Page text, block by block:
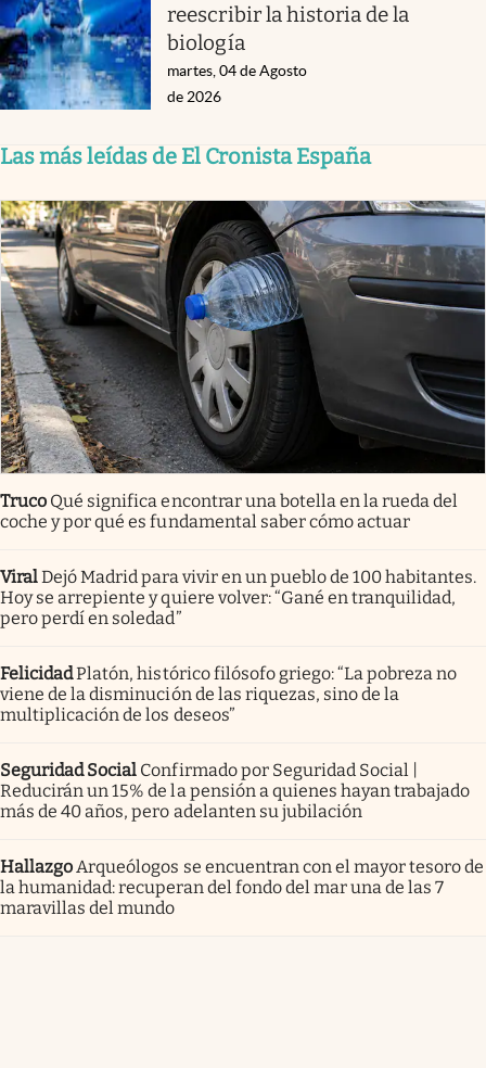
reescribir la historia de la
biología
martes, 04 de Agosto
de 2026
Las más leídas de El Cronista España
Truco Qué significa encontrar una botella en la rueda del
coche y por qué es fundamental saber cómo actuar
ViralDejó Madrid para vivir en un pueblo de 100 habitantes.
Hoy se arrepiente y quiere volver: “Gané en tranquilidad,
pero perdí en soledad”
FelicidadPlatón, histórico filósofo griego: “La pobreza no
viene de la disminución de las riquezas, sino de la
multiplicación de los deseos”
Seguridad Social Confirmado por Seguridad Social |
Reducirán un 15% de la pensión a quienes hayan trabajado
más de 40 años, pero adelanten su jubilación
Hallazgo Arqueólogos se encuentran con el mayor tesoro de
la humanidad: recuperan del fondo del mar una de las 7
maravillas del mundo